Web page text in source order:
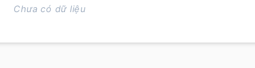
Chưa có dữ liệu